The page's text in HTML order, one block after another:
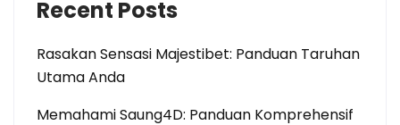
Recent Posts
Rasakan Sensasi Majestibet: Panduan Taruhan
Utama Anda
Memahami Saung4D: Panduan Komprehensif